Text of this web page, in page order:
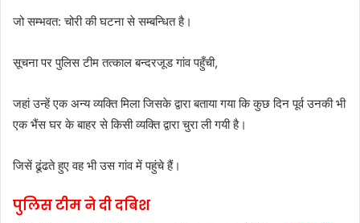
जो सम्भवत: चोरी की घटना से सम्बन्धित है।
सूचना पर पुलिस टीम तत्काल बन्दरजूड गांव पहुँची,
जहां उन्हें एक अन्य व्यक्ति मिला जिसके द्वारा बताया गया कि कुछ दिन पूर्व उनकी भी
एक भैंस घर के बाहर से किसी व्यक्ति द्वारा चुरा ली गयी है।
जिसें ढूंढते हुए वह भी उस गांव में पहुंचे हैं।
पुलिस टीम ने दी दबिश